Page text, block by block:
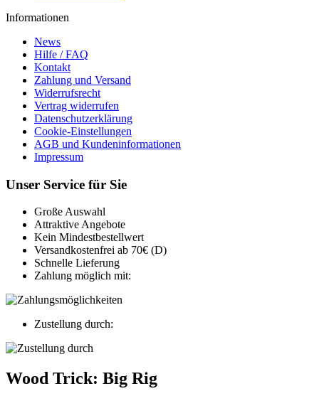
Informationen
News
Hilfe / FAQ
Kontakt
Zahlung und Versand
Widerrufsrecht
Vertrag widerrufen
Datenschutzerklärung
Cookie-Einstellungen
AGB und Kundeninformationen
Impressum
Unser Service für Sie
Große Auswahl
Attraktive Angebote
Kein Mindestbestellwert
Versandkostenfrei ab 70€ (D)
Schnelle Lieferung
Zahlung möglich mit:
Zustellung durch:
Wood Trick: Big Rig